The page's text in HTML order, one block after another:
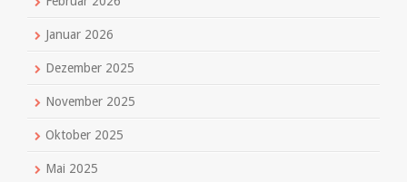
Januar 2026
Dezember 2025
November 2025
Oktober 2025
Mai 2025